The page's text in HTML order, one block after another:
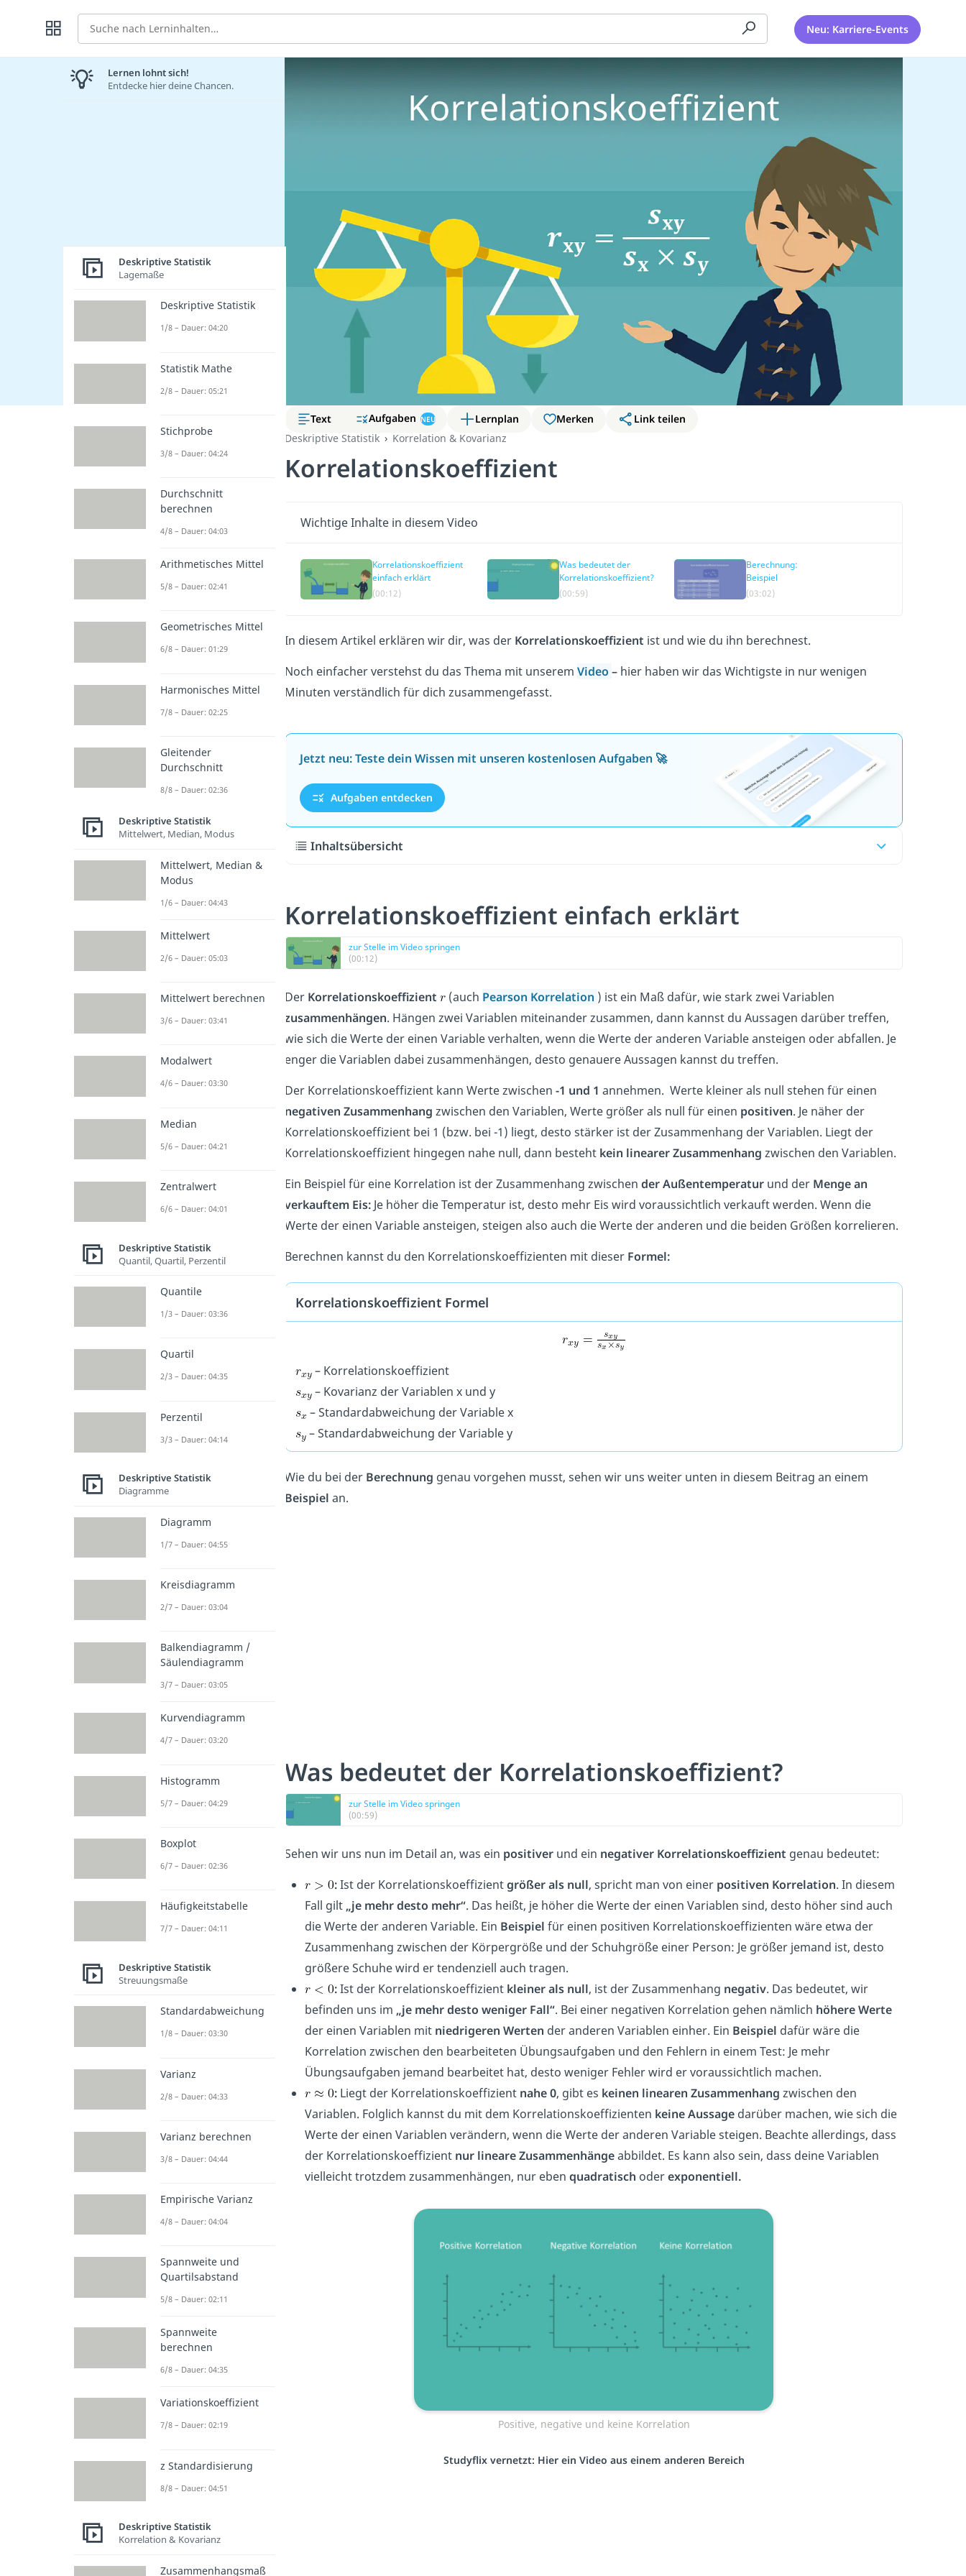
Suche Neu: Karriere-Events
Text Aufgaben NEU Lernplan Merken
Link teilen
Deskriptive Statistik
Korrelation & Kovarianz
Korrelationskoeffizient
Wichtige Inhalte in diesem Video
Korrelationskoeffizient
einfach erklärt
(00:12)
Was bedeutet der
Korrelationskoeffizient?
(00:59)
Berechnung:
Beispiel
(03:02)
In diesem Artikel erklären wir dir, was der Korrelationskoeffizient ist und wie du ihn berechnest.
Noch einfacher verstehst du das Thema mit unserem Video – hier haben wir das Wichtigste in nur wenigen
Minuten verständlich für dich zusammengefasst.
Jetzt neu: Teste dein Wissen mit unseren kostenlosen Aufgaben 🚀
Aufgaben entdecken
Inhaltsübersicht
Korrelationskoeffizient einfach erklärt
zur Stelle im Video springen
(00:12)
Der Korrelationskoeffizient (auch Pearson Korrelation ) ist ein Maß dafür, wie stark zwei Variablen
zusammenhängen. Hängen zwei Variablen miteinander zusammen, dann kannst du Aussagen darüber treffen,
wie sich die Werte der einen Variable verhalten, wenn die Werte der anderen Variable ansteigen oder abfallen. Je
enger die Variablen dabei zusammenhängen, desto genauere Aussagen kannst du treffen.
Der Korrelationskoeffizient kann Werte zwischen -1 und 1 annehmen. Werte kleiner als null stehen für einen
negativen Zusammenhang zwischen den Variablen, Werte größer als null für einen positiven. Je näher der
Korrelationskoeffizient bei 1 (bzw. bei -1) liegt, desto stärker ist der Zusammenhang der Variablen. Liegt der
Korrelationskoeffizient hingegen nahe null, dann besteht kein linearer Zusammenhang zwischen den Variablen.
Ein Beispiel für eine Korrelation ist der Zusammenhang zwischen der Außentemperatur und der Menge an
verkauftem Eis: Je höher die Temperatur ist, desto mehr Eis wird voraussichtlich verkauft werden. Wenn die
Werte der einen Variable ansteigen, steigen also auch die Werte der anderen und die beiden Größen korrelieren.
Berechnen kannst du den Korrelationskoeffizienten mit dieser Formel:
Korrelationskoeffizient Formel
– Korrelationskoeffizient
– Kovarianz der Variablen x und y
– Standardabweichung der Variable x
– Standardabweichung der Variable y
Wie du bei der Berechnung genau vorgehen musst, sehen wir uns weiter unten in diesem Beitrag an einem
Beispiel an.
Was bedeutet der Korrelationskoeffizient?
zur Stelle im Video springen
(00:59)
Sehen wir uns nun im Detail an, was ein positiver und ein negativer Korrelationskoeffizient genau bedeutet:
:Ist der Korrelationskoeffizientgrößer als null, spricht man von einer positiven Korrelation. In diesem
Fall gilt „je mehr desto mehr“. Das heißt, je höher die Werte der einen Variablen sind, desto höher sind auch
die Werte der anderen Variable. Ein Beispiel für einen positiven Korrelationskoeffizienten wäre etwa der
Zusammenhang zwischen der Körpergröße und der Schuhgröße einer Person: Je größer jemand ist, desto
größere Schuhe wird er tendenziell auch tragen.
:Ist der Korrelationskoeffizient kleiner als null, ist der Zusammenhang negativ. Das bedeutet, wir
befinden uns im „je mehr desto weniger Fall“. Bei einer negativen Korrelation gehen nämlich höhere Werte
der einen Variablen mit niedrigeren Werten der anderen Variablen einher. Ein Beispiel dafür wäre die
Korrelation zwischen den bearbeiteten Übungsaufgaben und den Fehlern in einem Test: Je mehr
Übungsaufgaben jemand bearbeitet hat, desto weniger Fehler wird er voraussichtlich machen.
: Liegt der Korrelationskoeffizient nahe 0, gibt es keinen linearen Zusammenhang zwischen den
Variablen. Folglich kannst du mit dem Korrelationskoeffizienten keine Aussage darüber machen, wie sich die
Werte der einen Variablen verändern, wenn die Werte der anderen Variable steigen. Beachte allerdings, dass
der Korrelationskoeffizient nur lineare Zusammenhängeabbildet. Es kann also sein, dass deine Variablen
vielleicht trotzdem zusammenhängen, nur eben quadratisch oderexponentiell.
Positive, negative und keine Korrelation
Studyflix vernetzt: Hier ein Video aus einem anderen Bereich
Lernen lohnt sich!
Entdecke hier deine Chancen.
Deskriptive Statistik
Lagemaße
Deskriptive Statistik
1/8 – Dauer: 04:20
Statistik Mathe
2/8 – Dauer: 05:21
Stichprobe
3/8 – Dauer: 04:24
Durchschnitt
berechnen
4/8 – Dauer: 04:03
Arithmetisches Mittel
5/8 – Dauer: 02:41
Geometrisches Mittel
6/8 – Dauer: 01:29
Harmonisches Mittel
7/8 – Dauer: 02:25
Gleitender
Durchschnitt
8/8 – Dauer: 02:36
Deskriptive Statistik
Mittelwert, Median, Modus
Mittelwert, Median &
Modus
1/6 – Dauer: 04:43
Mittelwert
2/6 – Dauer: 05:03
Mittelwert berechnen
3/6 – Dauer: 03:41
Modalwert
4/6 – Dauer: 03:30
Median
5/6 – Dauer: 04:21
Zentralwert
6/6 – Dauer: 04:01
Deskriptive Statistik
Quantil, Quartil, Perzentil
Quantile
1/3 – Dauer: 03:36
Quartil
2/3 – Dauer: 04:35
Perzentil
3/3 – Dauer: 04:14
Deskriptive Statistik
Diagramme
Diagramm
1/7 – Dauer: 04:55
Kreisdiagramm
2/7 – Dauer: 03:04
Balkendiagramm /
Säulendiagramm
3/7 – Dauer: 03:05
Kurvendiagramm
4/7 – Dauer: 03:20
Histogramm
5/7 – Dauer: 04:29
Boxplot
6/7 – Dauer: 02:36
Häufigkeitstabelle
7/7 – Dauer: 04:11
Deskriptive Statistik
Streuungsmaße
Standardabweichung
1/8 – Dauer: 03:30
Varianz
2/8 – Dauer: 04:33
Varianz berechnen
3/8 – Dauer: 04:44
Empirische Varianz
4/8 – Dauer: 04:04
Spannweite und
Quartilsabstand
5/8 – Dauer: 02:11
Spannweite
berechnen
6/8 – Dauer: 04:35
Variationskoeffizient
7/8 – Dauer: 02:19
z Standardisierung
8/8 – Dauer: 04:51
Deskriptive Statistik
Korrelation & Kovarianz
Zusammenhangsmaß